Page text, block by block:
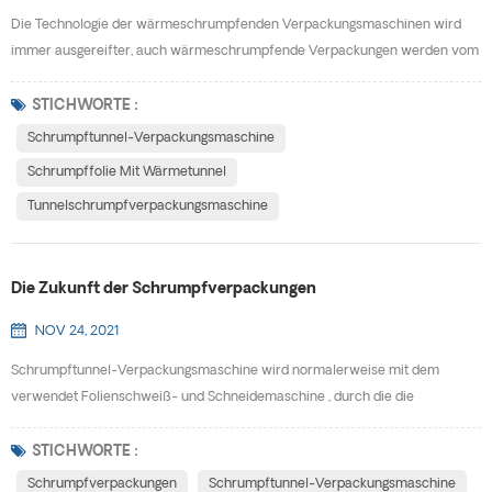
Die Technologie der wärmeschrumpfenden Verpackungsmaschinen wird
immer ausgereifter, auch wärmeschrumpfende Verpackungen werden vom
Verpackungsmaschine.W Warum sich die Schrumpfverpackungen so
schnell entwickeln, und welche Vorteile bietet die Verwendung?
STICHWORTE :
Schrumpftunnel-Verpackungsmaschine
Schrumpffolie Mit Wärmetunnel
Tunnelschrumpfverpackungsmaschine
Die Zukunft der Schrumpfverpackungen
NOV 24, 2021
Schrumpftunnel-Verpackungsmaschine wird normalerweise mit dem
verwendet Folienschweiß- und Schneidemaschine , durch die die
wird, in die Schrumpfmaschine zum Erhitzen, damit das
Verpackungsmaterial schrumpft und das Produkt fest umhüllt. Die
STICHWORTE :
Schrumpfverpackungen Schrumpftunnel-Verpackungsmaschine